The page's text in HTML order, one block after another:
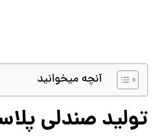
آنچه میخوانید
تولید صندلی